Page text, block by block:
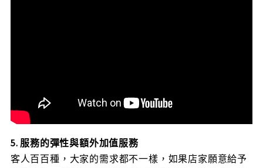
5. 服務的彈性與額外加值服務
客人百百種，大家的需求都不一樣，如果店家願意給予